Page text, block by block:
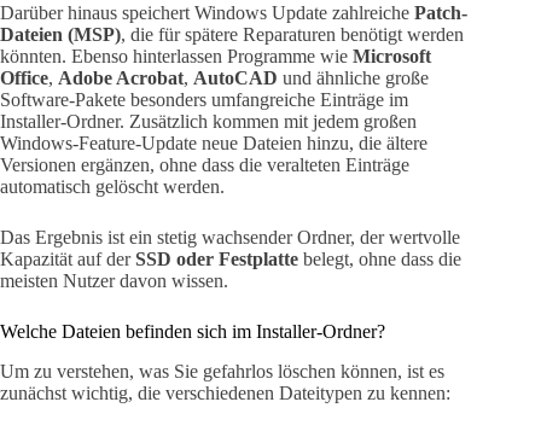
Darüber hinaus speichert Windows Update zahlreiche Patch-
Dateien (MSP), die für spätere Reparaturen benötigt werden
könnten. Ebenso hinterlassen Programme wie Microsoft
Office, Adobe Acrobat, AutoCAD und ähnliche große
Software-Pakete besonders umfangreiche Einträge im
Installer-Ordner. Zusätzlich kommen mit jedem großen
Windows-Feature-Update neue Dateien hinzu, die ältere
Versionen ergänzen, ohne dass die veralteten Einträge
automatisch gelöscht werden.
Das Ergebnis ist ein stetig wachsender Ordner, der wertvolle
Kapazität auf derSSD oder Festplatte belegt, ohne dass die
meisten Nutzer davon wissen.
Welche Dateien befinden sich im Installer-Ordner?
Um zu verstehen, was Sie gefahrlos löschen können, ist es
zunächst wichtig, die verschiedenen Dateitypen zu kennen: